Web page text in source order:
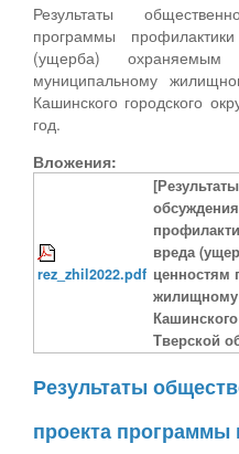
Результаты
программы
(ущерба)
муниципальному
Кашинского городского
год.
Вложения:
rez_zhil2022.pdf
вреда
ценностям
жилищному
Тверской
Результаты
проекта программы